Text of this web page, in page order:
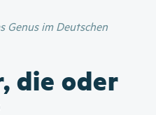
Genus im Deutschen
die oder